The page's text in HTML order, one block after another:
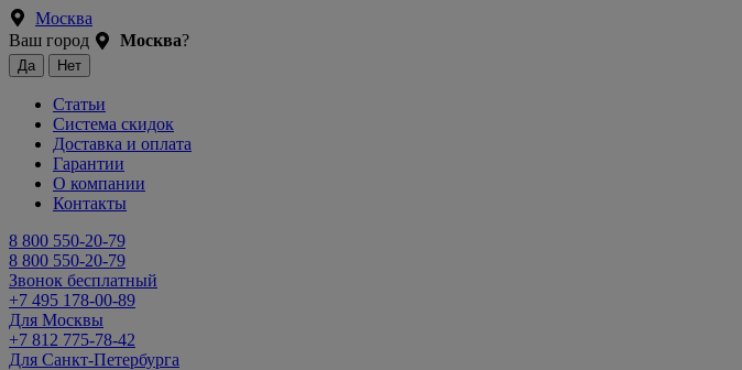
Москва
Ваш город
Москва?
Статьи
Система скидок
Доставка и оплата
Гарантии
О компании
Контакты
8 800 550-20-79
8 800 550-20-79
Звонок бесплатный
+7 495 178-00-89
Для Москвы
+7 812 775-78-42
Для Санкт-Петербурга